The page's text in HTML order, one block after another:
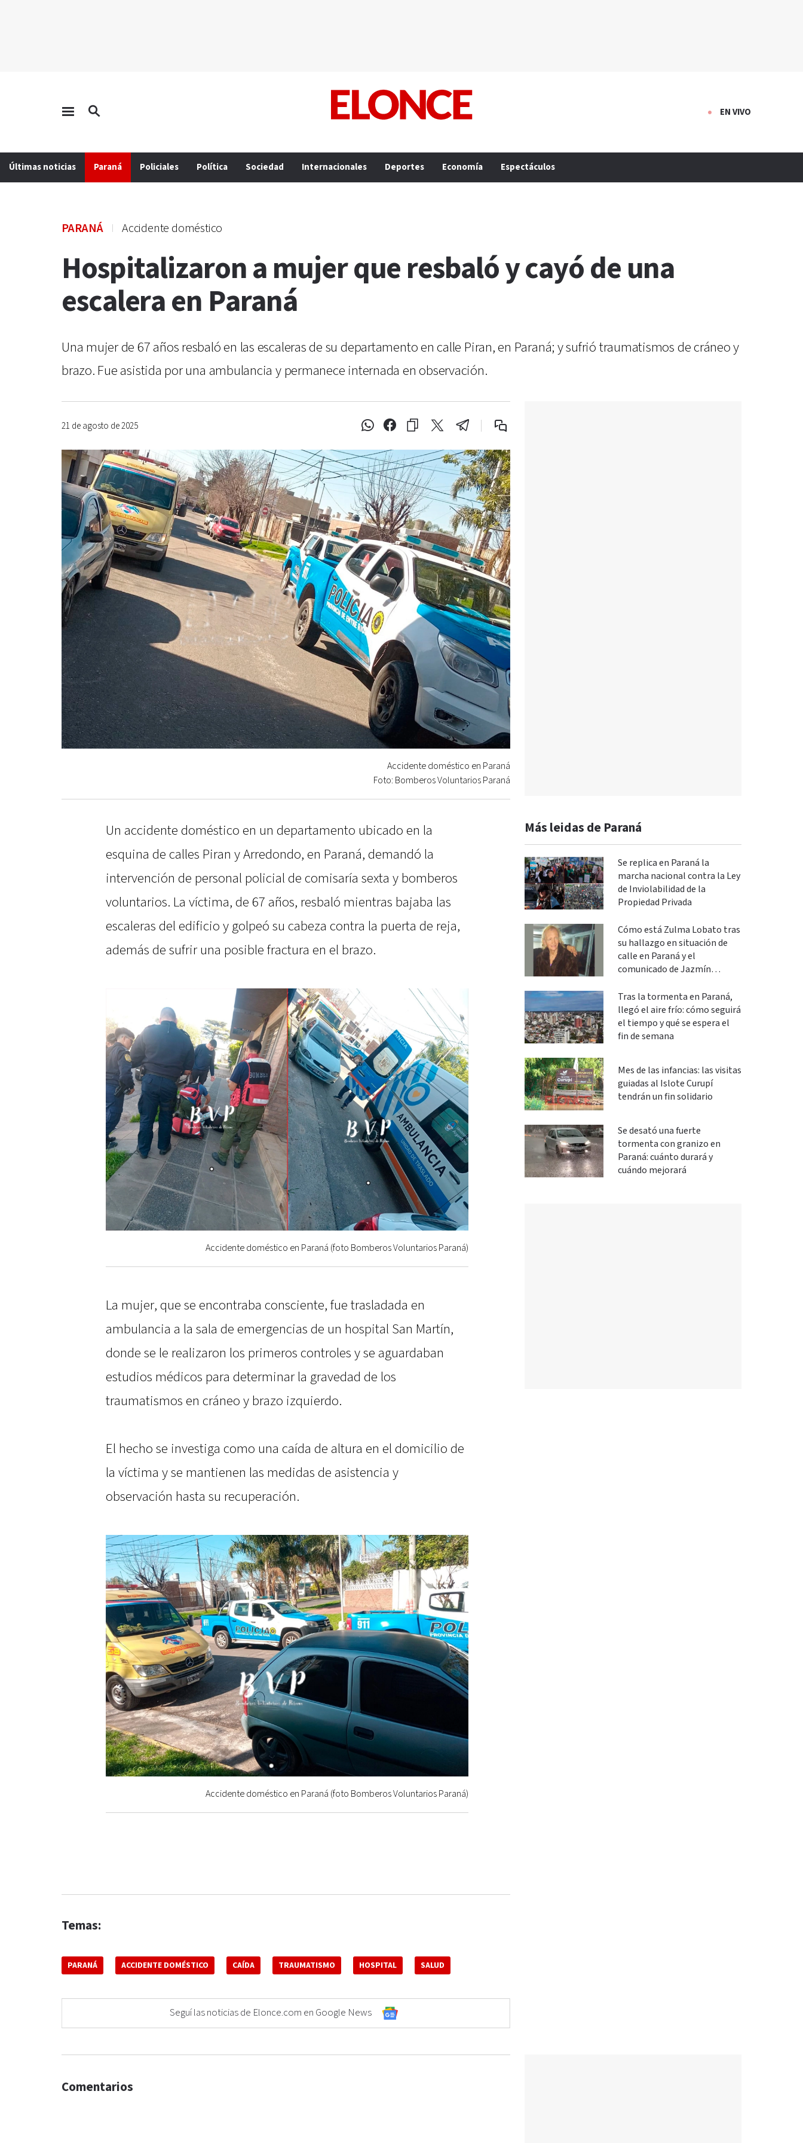
EN VIVO
Últimas noticias Paraná Policiales Política Sociedad Internacionales Deportes Economía Espectáculos
PARANÁ Accidente doméstico
Hospitalizaron a mujer que resbaló y cayó de una
escalera en Paraná
Una mujer de 67 años resbaló en las escaleras de su departamento en calle Piran, en Paraná; y sufrió traumatismos de cráneo y
brazo. Fue asistida por una ambulancia y permanece internada en observación.
21 de agosto de 2025
Accidente doméstico en Paraná
Foto: Bomberos Voluntarios Paraná
Un accidente doméstico en un departamento ubicado en la
esquina de calles Piran y Arredondo, en Paraná, demandó la
intervención de personal policial de comisaría sexta y bomberos
voluntarios. La víctima, de 67 años, resbaló mientras bajaba las
escaleras del edificio y golpeó su cabeza contra la puerta de reja,
además de sufrir una posible fractura en el brazo.
Accidente doméstico en Paraná (foto Bomberos Voluntarios Paraná)
La mujer, que se encontraba consciente, fue trasladada en
ambulancia a la sala de emergencias de un hospital San Martín,
donde se le realizaron los primeros controles y se aguardaban
estudios médicos para determinar la gravedad de los
traumatismos en cráneo y brazo izquierdo.
El hecho se investiga como una caída de altura en el domicilio de
la víctima y se mantienen las medidas de asistencia y
observación hasta su recuperación.
Accidente doméstico en Paraná (foto Bomberos Voluntarios Paraná)
Temas:
PARANÁ ACCIDENTE DOMÉSTICO CAÍDA TRAUMATISMO HOSPITAL SALUD
Seguí las noticias de Elonce.com en Google News
Más leidas de Paraná
Se replica en Paraná la
marcha nacional contra la Ley
de Inviolabilidad de la
Propiedad Privada
Cómo está Zulma Lobato tras
su hallazgo en situación de
calle en Paraná y el
comunicado de Jazmín
Tras la tormenta en Paraná,
llegó el aire frío: cómo seguirá
el tiempo y qué se espera el
fin de semana
Mes de las infancias: las visitas
guiadas al Islote Curupí
tendrán un fin solidario
Se desató una fuerte
tormenta con granizo en
Paraná: cuánto durará y
cuándo mejorará
Comentarios